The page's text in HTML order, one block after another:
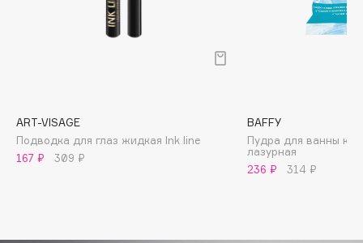
Boadicea The Victorious
Brunello Cucinelli
Bvlgari
ART-VISAGE
Подводка для глаз жидкая Ink line
167 ₽
309 ₽
BAFFY
Пудра для ванны
лазурная
236 ₽
314 ₽